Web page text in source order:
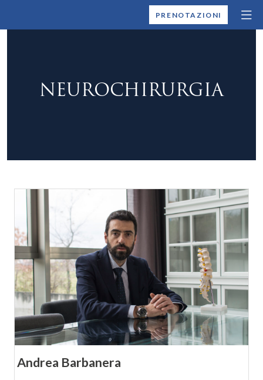
MONTALLEGROPRENOTAZIONI
NEUROCHIRURGIA
Andrea Barbanera